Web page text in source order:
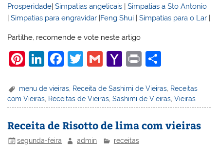
Prosperidade|Simpatias angelicais |Simpatias a Sto Antonio
|Simpatias para engravidar |Feng Shui |Simpatias para o Lar |
Partilhe, recomende e vote neste artigo
Pi
er
e
st
Li
k
e
dI
n
F
c
e
b
o
T
itt
er
G
ai
l
Y
h
o
o
M
Pr
t
ar
e
menu de vieiras Receita de Sashimi de Vieiras Receitas
com Vieiras, Receitas de Vieiras,Sashimi de Vieiras,Vieiras
Receita de Risotto de lima com vieiras
segunda-feira admin receitas